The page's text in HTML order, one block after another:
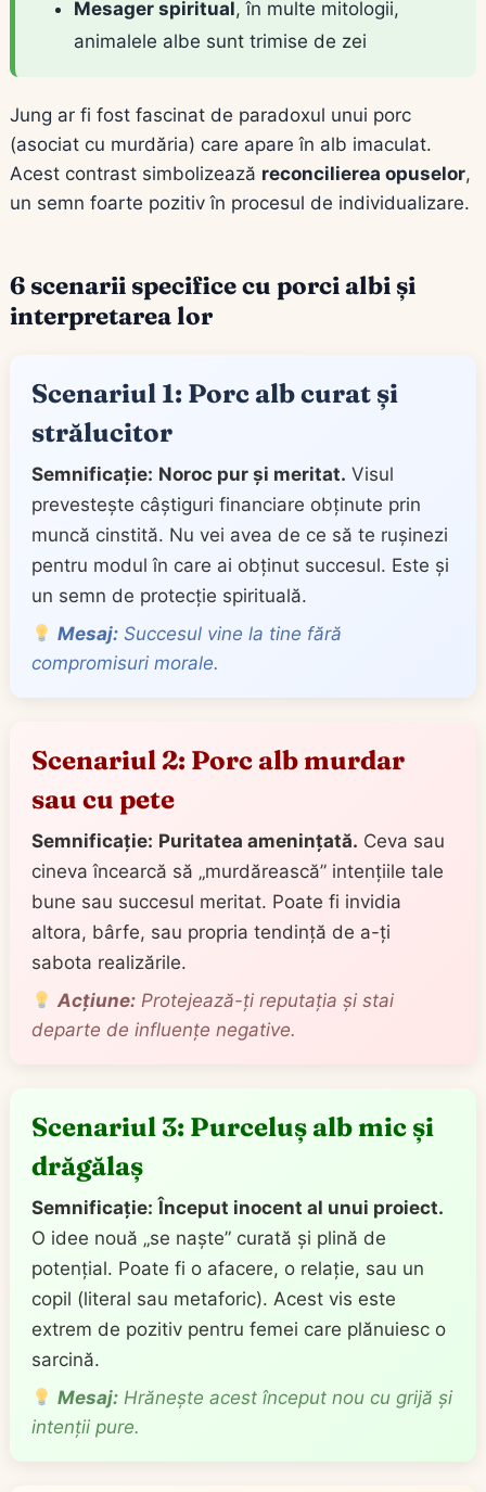
Mesager spiritual, în multe mitologii,
animalele albe sunt trimise de zei
Jung ar fi fost fascinat de paradoxul unui porc
(asociat cu murdăria) care apare în alb imaculat.
Acest contrast simbolizează reconcilierea opuselor,
un semn foarte pozitiv în procesul de individualizare.
6 scenarii specifice cu porci albi și
interpretarea lor
Scenariul 1: Porc alb curat și
strălucitor
Semnificație: Noroc pur și meritat. Visul
prevestește câștiguri financiare obținute prin
muncă cinstită. Nu vei avea de ce să te rușinezi
pentru modul în care ai obținut succesul. Este și
un semn de protecție spirituală.
Mesaj: Succesul vine la tine fără
compromisuri morale.
Scenariul 2: Porc alb murdar
sau cu pete
Semnificație: Puritatea amenințată. Ceva sau
cineva încearcă să „murdărească” intențiile tale
bune sau succesul meritat. Poate fi invidia
altora, bârfe, sau propria tendință de a-ți
sabota realizările.
Acțiune: Protejează-ți reputația și stai
departe de influențe negative.
Scenariul 3: Purceluș alb mic și
drăgălaș
Semnificație: Început inocent al unui proiect.
O idee nouă „se naște” curată și plină de
potențial. Poate fi o afacere, o relație, sau un
copil (literal sau metaforic). Acest vis este
extrem de pozitiv pentru femei care plănuiesc o
sarcină.
Mesaj: Hrănește acest început nou cu grijă și
intenții pure.